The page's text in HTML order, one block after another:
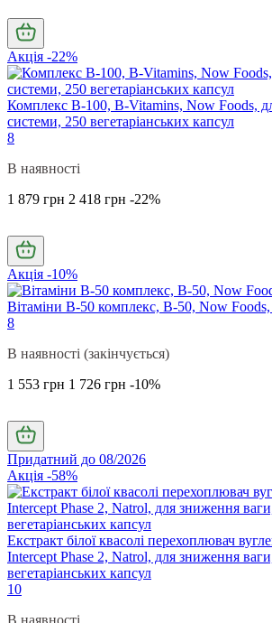
Акція -22%
Комплекс В-100, B-Vitamins, Now Foods,
системи, 250 вегетаріанських капсул
8
В наявності
1 879 грн 2 418 грн -22%
Акція -10%
Вітаміни В-50 комплекс, B-50, Now Foods,
8
В наявності (закінчується)
1 553 грн 1 726 грн -10%
Придатний до 08/2026
Акція -58%
Екстракт білої квасолі перехоплювач
Intercept Phase 2, Natrol, для зниження
вегетаріанських капсул
10